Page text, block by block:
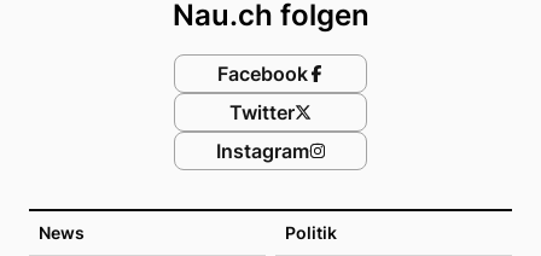
News Politik
Nau.ch folgen
Facebook
Twitter
Instagram